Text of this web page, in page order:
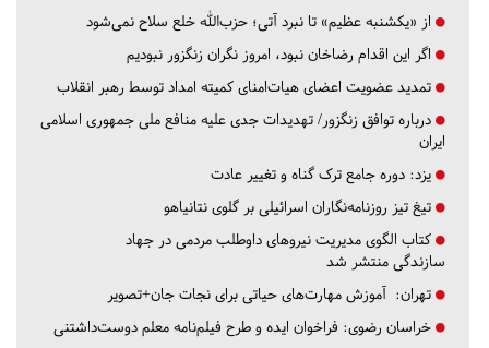
از «یکشنبه عظیم» تا نبرد آتی؛ حزب‌الله خلع سلاح نمی‌شود
اگر این اقدام رضاخان نبود، امروز نگران زنگزور نبودیم
تمدید عضویت اعضای هیات‌امنای کمیته امداد توسط رهبر انقلاب
درباره توافق زنگزور/ تهدیدات جدی علیه منافع ملی جمهوری اسلامی
ایران
یزد: دوره جامع ترک گناه و تغییر عادت
تیغ تیز روزنامه‌نگاران اسرائیلی بر گلوی نتانیاهو
کتاب الگوی مدیریت نیروهای داوطلب مردمی در جهاد
سازندگی منتشر شد
تهران: آموزش مهارت‌های حیاتی برای نجات جان+تصویر
خراسان رضوی: فراخوان ایده و طرح فیلم‌نامه معلم دوست‌داشتنی